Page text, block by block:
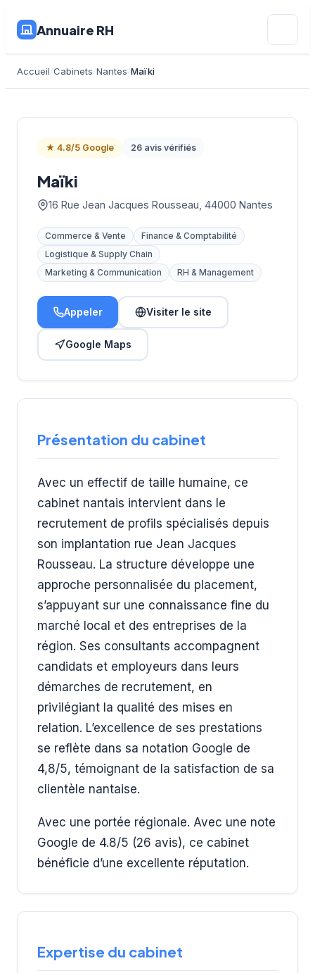
Annuaire RH
Accueil Cabinets Nantes Maïki
★ 4.8/5 Google 26 avis vérifiés
Maïki
16 Rue Jean Jacques Rousseau, 44000 Nantes
Commerce & Vente
Finance & Comptabilité
Logistique & Supply Chain
Marketing & Communication
RH & Management
Appeler Visiter le site
Google Maps
Présentation du cabinet
Avec un effectif de taille humaine, ce
cabinet nantais intervient dans le
recrutement de profils spécialisés depuis
son implantation rue Jean Jacques
Rousseau. La structure développe une
approche personnalisée du placement,
s’appuyant sur une connaissance fine du
marché local et des entreprises de la
région. Ses consultants accompagnent
candidats et employeurs dans leurs
démarches de recrutement, en
privilégiant la qualité des mises en
relation. L’excellence de ses prestations
se reflète dans sa notation Google de
4,8/5, témoignant de la satisfaction de sa
clientèle nantaise.
Avec une portée régionale. Avec une note
Google de 4.8/5 (26 avis), ce cabinet
bénéficie d’une excellente réputation.
Expertise du cabinet